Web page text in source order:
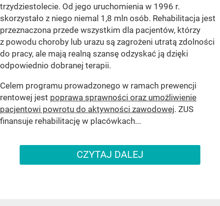
trzydziestolecie. Od jego uruchomienia w 1996 r.
skorzystało z niego niemal 1,8 mln osób. Rehabilitacja jest
przeznaczona przede wszystkim dla pacjentów, którzy
z powodu choroby lub urazu są zagrożeni utratą zdolności
do pracy, ale mają realną szansę odzyskać ją dzięki
odpowiednio dobranej terapii.
Celem programu prowadzonego w ramach prewencji
rentowej jest poprawa sprawności oraz umożliwienie
pacjentowi powrotu do aktywności zawodowej. ZUS
finansuje rehabilitację w placówkach...
CZYTAJ DALEJ